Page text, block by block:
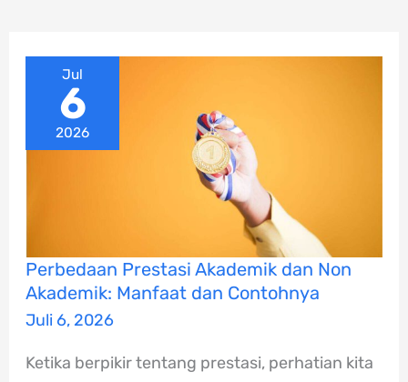
Jul
6
2026
Perbedaan Prestasi Akademik dan Non
Akademik: Manfaat dan Contohnya
Juli 6, 2026
Ketika berpikir tentang prestasi, perhatian kita
Perbedaan
Prestasi
Akademik
dan
Non
Manfaat